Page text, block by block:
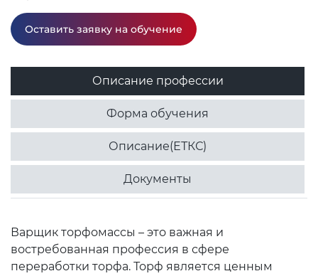
Оставить заявку на обучение
Описание профессии
Форма обучения
Описание(ЕТКС)
Документы
Варщик торфомассы – это важная и
востребованная профессия в сфере
переработки торфа. Торф является ценным